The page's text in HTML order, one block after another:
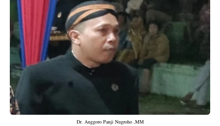
Dr. Anggoro Panji Nugroho ,MM